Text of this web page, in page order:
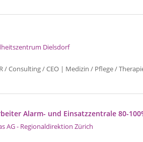
Dielsdorf
/ Consulting / CEO | Medizin / Pflege /
Alarm- und Einsatzzentrale 80-
AG - Regionaldirektion Zürich